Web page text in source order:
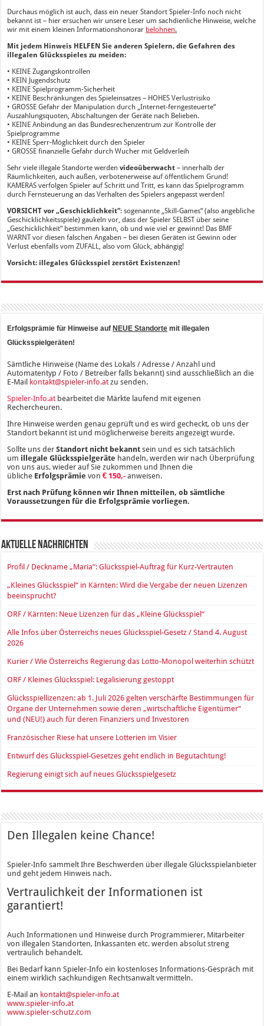
Durchaus möglich ist auch, dass ein neuer Standort Spieler-Info noch nicht
bekannt ist – hier ersuchen wir unsere Leser um sachdienliche Hinweise, welche
wir mit einem kleinen Informationshonorar belohnen.
Mit jedem Hinweis HELFEN Sie anderen Spielern, die Gefahren des
illegalen Glücksspieles zu meiden:
• KEINE Zugangskontrollen
• KEIN Jugendschutz
• KEINE Spielprogramm-Sicherheit
• KEINE Beschränkungen des Spieleinsatzes – HOHES Verlustrisiko
• GROSSE Gefahr der Manipulation durch „Internet-ferngesteuerte“
Auszahlungsquoten, Abschaltungen der Geräte nach Belieben.
• KEINE Anbindung an das Bundesrechenzentrum zur Kontrolle der
Spielprogramme
• KEINE Sperr-Möglichkeit durch den Spieler
• GROSSE finanzielle Gefahr durch Wucher mit Geldverleih
Sehr viele illegale Standorte werdenvideoüberwacht– innerhalb der
Räumlichkeiten, auch außen, verbotenerweise auf öffentlichem Grund!
KAMERAS verfolgen Spieler auf Schritt und Tritt, es kann das Spielprogramm
durch Fernsteuerung an das Verhalten des Spielers angepasst werden!
VORSICHT vor „Geschicklichkeit“: sogenannte „Skill-Games“ (also angebliche
Geschicklichkeitsspiele) gaukeln vor, dass der Spieler SELBST über seine
„Geschicklichkeit“ bestimmen kann, ob und wie viel er gewinnt! Das BMF
WARNT vor diesen falschen Angaben – bei diesen Geräten ist Gewinn oder
Verlust ebenfalls vom ZUFALL, also vom Glück, abhängig!
Vorsicht: illegales Glücksspiel zerstört Existenzen!
Erfolgsprämie für Hinweise aufNEUE Standorte mit illegalen
Glücksspielgeräten!
Sämtliche Hinweise (Name des Lokals / Adresse / Anzahl und
Automatentyp / Foto / Betreiber falls bekannt) sind ausschließlich an die
E-Mail kontakt@spieler-info.atzu senden.
Spieler-Info.atbearbeitet die Märkte laufend mit eigenen
Rechercheuren.
Ihre Hinweise werden genau geprüft und es wird gecheckt, ob uns der
Standort bekannt ist und möglicherweise bereits angezeigt wurde.
Sollte uns derStandort nicht bekanntsein und es sich tatsächlich
um illegale Glücksspielgeräte handeln, werden wir nach Überprüfung
von uns aus, wieder auf Sie zukommen und Ihnen die
übliche Erfolgsprämievon € 150,- anweisen.
Erst nach Prüfung können wir Ihnen mitteilen, ob sämtliche
Voraussetzungen für die Erfolgsprämie vorliegen.
Aktuelle Nachrichten
Profil / Deckname „Maria“: Glücksspiel-Auftrag für Kurz-Vertrauten
„Kleines Glücksspiel“ in Kärnten: Wird die Vergabe der neuen Lizenzen
beeinsprucht?
ORF / Kärnten: Neue Lizenzen für das „Kleine Glücksspiel“
Alle Infos über Österreichs neues Glücksspiel-Gesetz / Stand 4. August
2026
Kurier / Wie Österreichs Regierung das Lotto-Monopol weiterhin schützt
ORF / Kleines Glücksspiel: Legalisierung gestoppt
Glücksspiellizenzen: ab 1. Juli 2026 gelten verschärfte Bestimmungen für
Organe der Unternehmen sowie deren „wirtschaftliche Eigentümer“
und (NEU!) auch für deren Finanziers und Investoren
Französischer Riese hat unsere Lotterien im Visier
Entwurf des Glücksspiel-Gesetzes geht endlich in Begutachtung!
Regierung einigt sich auf neues Glücksspielgesetz
Den Illegalen keine Chance!
Spieler-Info sammelt Ihre Beschwerden über illegale Glücksspielanbieter
und geht jedem Hinweis nach.
Vertraulichkeit der Informationen ist
garantiert!
Auch Informationen und Hinweise durch Programmierer, Mitarbeiter
von illegalen Standorten, Inkassanten etc. werden absolut streng
vertraulich behandelt.
Bei Bedarf kann Spieler-Info ein kostenloses Informations-Gespräch mit
einem wirklich sachkundigen Rechtsanwalt vermitteln.
E-Mail an kontakt@spieler-info.at
www.spieler-info.at
www.spieler-schutz.com